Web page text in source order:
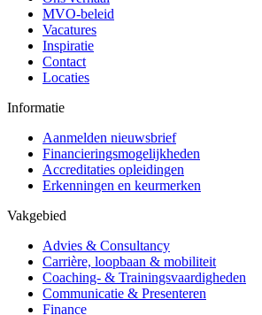
MVO-beleid
Vacatures
Inspiratie
Contact
Locaties
Informatie
Aanmelden nieuwsbrief
Financieringsmogelijkheden
Accreditaties opleidingen
Erkenningen en keurmerken
Vakgebied
Advies & Consultancy
Carrière, loopbaan & mobiliteit
Coaching- & Trainingsvaardigheden
Communicatie & Presenteren
Finance